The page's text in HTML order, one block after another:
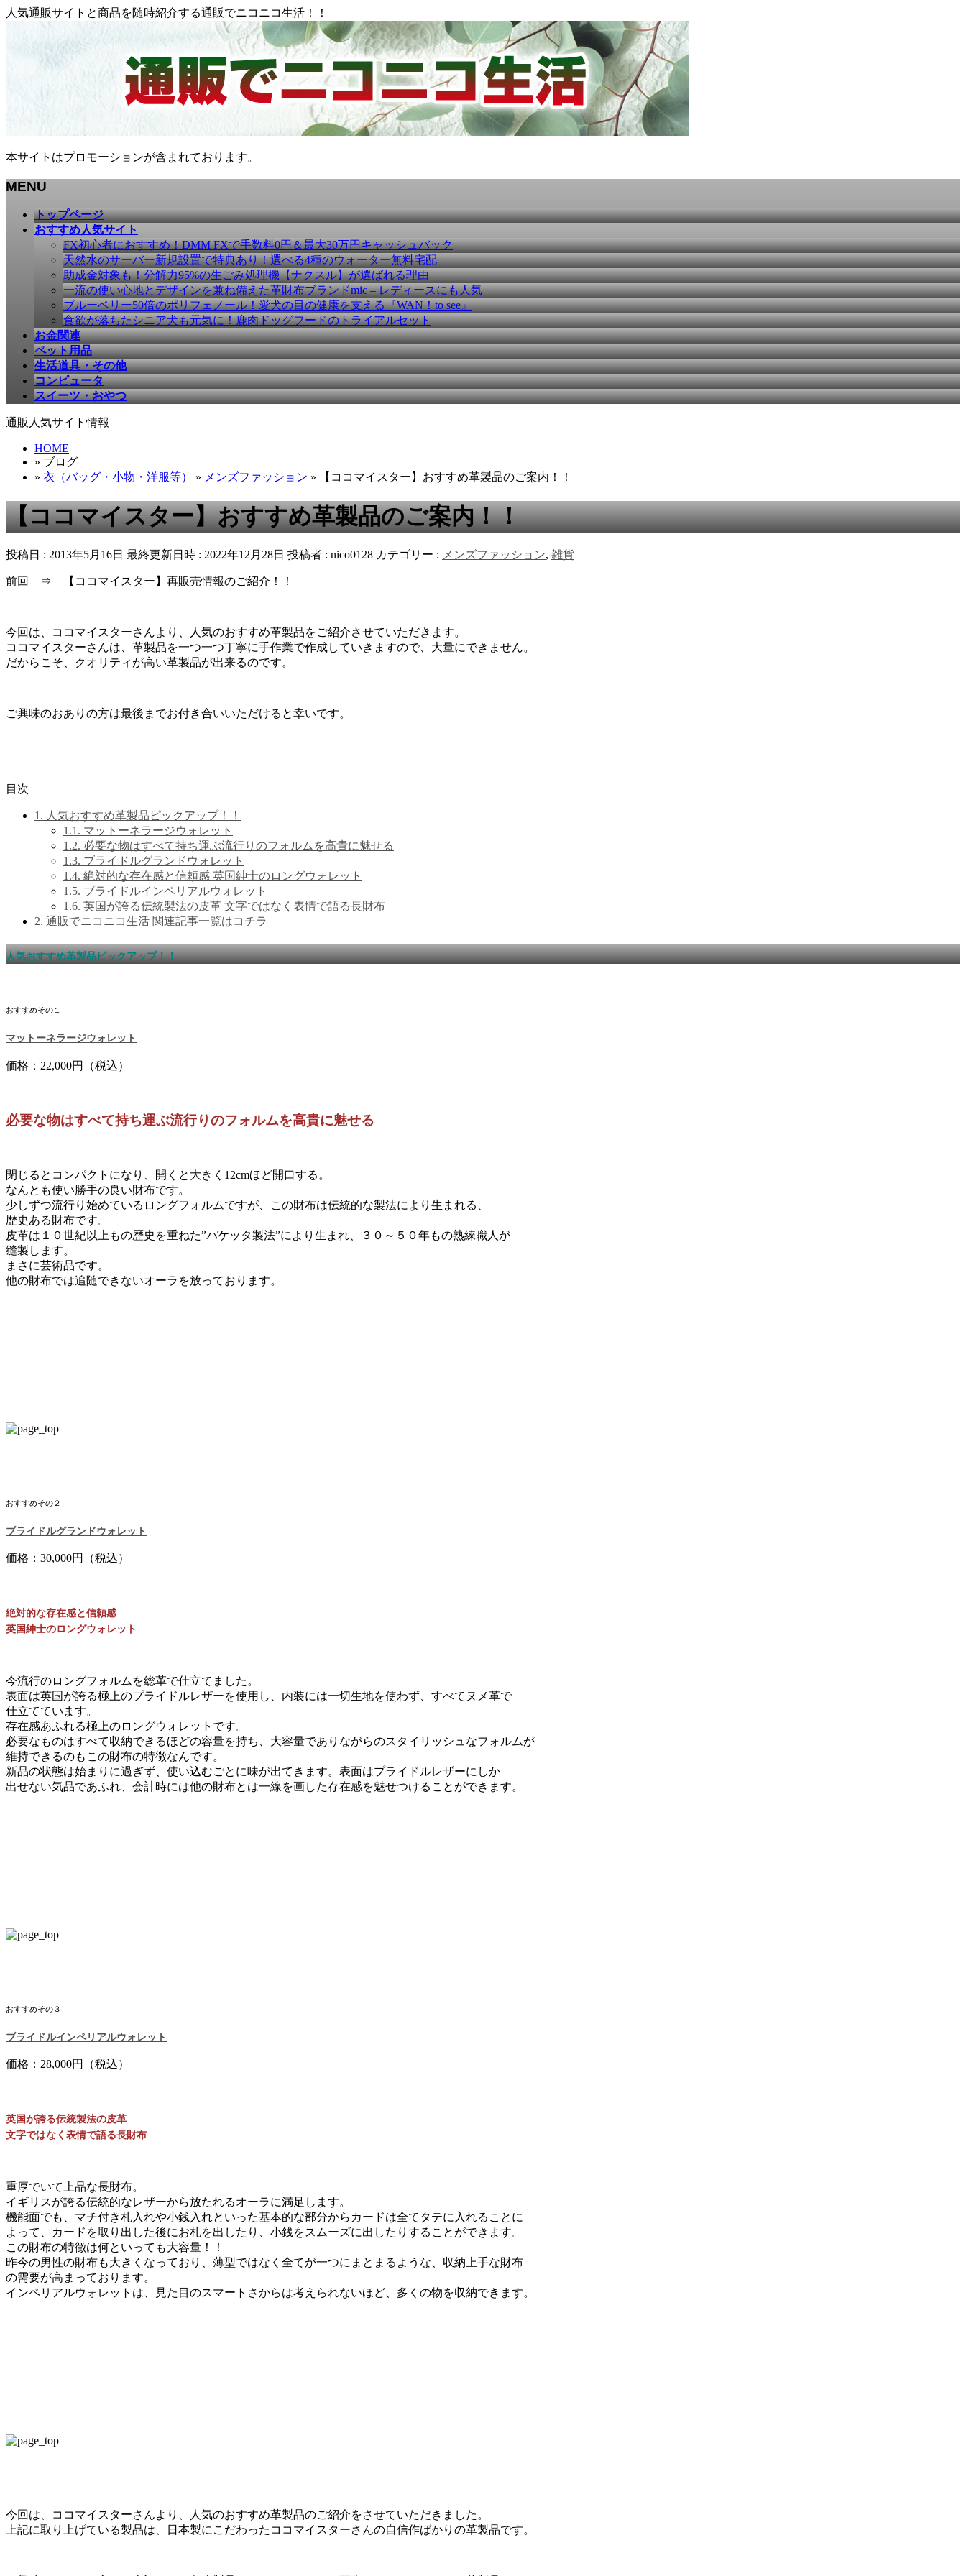
人気通販サイトと商品を随時紹介する通販でニコニコ生活！！
本サイトはプロモーションが含まれております。
MENU
トップページ
おすすめ人気サイト
FX初心者におすすめ！DMM FXで手数料0円＆最大30万円キャッシュバック
天然水のサーバー新規設置で特典あり！選べる4種のウォーター無料宅配
助成金対象も！分解力95%の生ごみ処理機【ナクスル】が選ばれる理由
一流の使い心地とデザインを兼ね備えた革財布ブランドmic – レディースにも人気
ブルーベリー50倍のポリフェノール！愛犬の目の健康を支える『WAN！to see』
食欲が落ちたシニア犬も元気に！鹿肉ドッグフードのトライアルセット
お金関連
ペット用品
生活道具・その他
コンピュータ
スイーツ・おやつ
通販人気サイト情報
HOME
» ブログ
» 衣（バッグ・小物・洋服等） » メンズファッション » 【ココマイスター】おすすめ革製品のご案内！！
【ココマイスター】おすすめ革製品のご案内！！
投稿日 : 2013年5月16日 最終更新日時 : 2022年12月28日 投稿者 : nico0128 カテゴリー : メンズファッション, 雑貨
前回 ⇒ 【ココマイスター】再販売情報のご紹介！！
今回は、ココマイスターさんより、人気のおすすめ革製品をご紹介させていただきます。
ココマイスターさんは、革製品を一つ一つ丁寧に手作業で作成していきますので、大量にできません。
だからこそ、クオリティが高い革製品が出来るのです。
ご興味のおありの方は最後までお付き合いいただけると幸いです。
目次
1. 人気おすすめ革製品ピックアップ！！
1.1. マットーネラージウォレット
1.2. 必要な物はすべて持ち運ぶ流行りのフォルムを高貴に魅せる
1.3. ブライドルグランドウォレット
1.4. 絶対的な存在感と信頼感 英国紳士のロングウォレット
1.5. ブライドルインペリアルウォレット
1.6. 英国が誇る伝統製法の皮革 文字ではなく表情で語る長財布
2. 通販でニコニコ生活 関連記事一覧はコチラ
人気おすすめ革製品ピックアップ！！
おすすめその１
マットーネラージウォレット
価格：22,000円（税込）
必要な物はすべて持ち運ぶ流行りのフォルムを高貴に魅せる
閉じるとコンパクトになり、開くと大きく12cmほど開口する。
なんとも使い勝手の良い財布です。
少しずつ流行り始めているロングフォルムですが、この財布は伝統的な製法により生まれる、
歴史ある財布です。
皮革は１０世紀以上もの歴史を重ねた”パケッタ製法”により生まれ、３０～５０年もの熟練職人が
縫製します。
まさに芸術品です。
他の財布では追随できないオーラを放っております。
おすすめその２
ブライドルグランドウォレット
価格：30,000円（税込）
絶対的な存在感と信頼感
英国紳士のロングウォレット
今流行のロングフォルムを総革で仕立てました。
表面は英国が誇る極上のプライドルレザーを使用し、内装には一切生地を使わず、すべてヌメ革で
仕立てています。
存在感あふれる極上のロングウォレットです。
必要なものはすべて収納できるほどの容量を持ち、大容量でありながらのスタイリッシュなフォルムが
維持できるのもこの財布の特徴なんです。
新品の状態は始まりに過ぎず、使い込むごとに味が出てきます。表面はプライドルレザーにしか
出せない気品であふれ、会計時には他の財布とは一線を画した存在感を魅せつけることができます。
おすすめその３
ブライドルインペリアルウォレット
価格：28,000円（税込）
英国が誇る伝統製法の皮革
文字ではなく表情で語る長財布
重厚でいて上品な長財布。
イギリスが誇る伝統的なレザーから放たれるオーラに満足します。
機能面でも、マチ付き札入れや小銭入れといった基本的な部分からカードは全てタテに入れることに
よって、カードを取り出した後にお札を出したり、小銭をスムーズに出したりすることができます。
この財布の特徴は何といっても大容量！！
昨今の男性の財布も大きくなっており、薄型ではなく全てが一つにまとまるような、収納上手な財布
の需要が高まっております。
インペリアルウォレットは、見た目のスマートさからは考えられないほど、多くの物を収納できます。
今回は、ココマイスターさんより、人気のおすすめ革製品のご紹介をさせていただきました。
上記に取り上げている製品は、日本製にこだわったココマイスターさんの自信作ばかりの革製品です。